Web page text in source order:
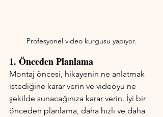
Profesyonel video kurgusu yapıyor.
1. Önceden Planlama
Montaj öncesi, hikayenin ne anlatmak
istediğine karar verin ve videoyu ne
şekilde sunacağınıza karar verin. İyi bir
önceden planlama, daha hızlı ve daha